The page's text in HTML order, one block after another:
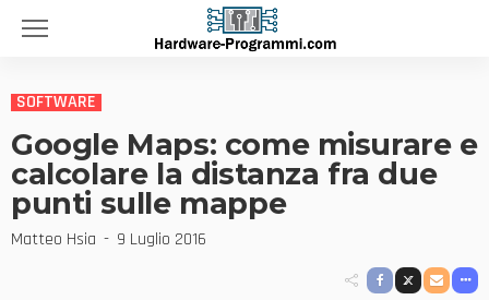
SOFTWARE
Google Maps: come misurare e
calcolare la distanza fra due
punti sulle mappe
Matteo Hsia 9 Luglio 2016